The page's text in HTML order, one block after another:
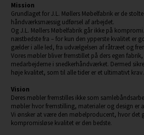
Mission
Grundlaget for J.L. Møllers Møbelfabrik er de
håndværksmæssig udførsel af arbejdet.
Og J.L. Møllers Møbelfabrik går ikke på
næstbedste fra – for kun den ypperste kvalitet er
gælder i alle led, fra udvælgelsen af råtræet og
Vores møbler bliver fremstillet på ders egen
medarbejderne i snedkerhåndværket. Dermed
høje kvalitet, som til alle tider er et ultimativt krav.
Vision
Deres møbler fremstilles ikke som
møbler hvor fremstilling, materialer og design er
Vi ønsker at være den møbelproducent, hvor det
kompromisløse kvalitet er den bedste.